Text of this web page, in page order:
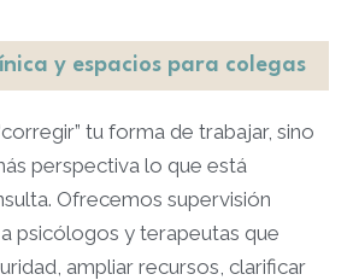
y espacios para colegas
tu forma de trabajar, sino
perspectiva lo que está
Ofrecemos supervisión
psicólogos y terapeutas que
ampliar recursos, clarificar